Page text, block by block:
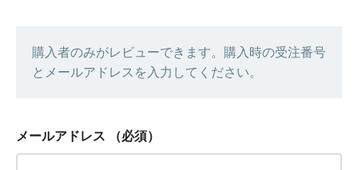
購入者のみがレビューできます。購入時の受注番号
とメールアドレスを入力してください。
メールアドレス （必須）